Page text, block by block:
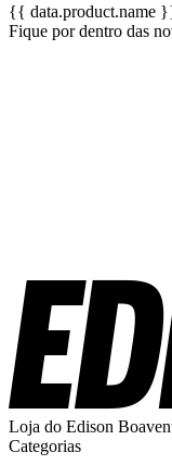
{{ data.product.name
Fique por dentro das
Loja do Edison
Categorias